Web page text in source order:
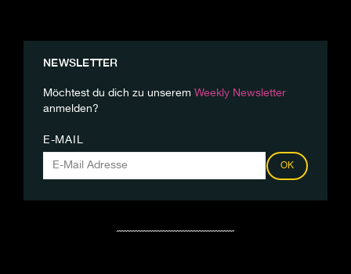
NEWSLETTER
Möchtest du dich zu unserem Weekly Newsletter
anmelden?
E-MAIL
OK